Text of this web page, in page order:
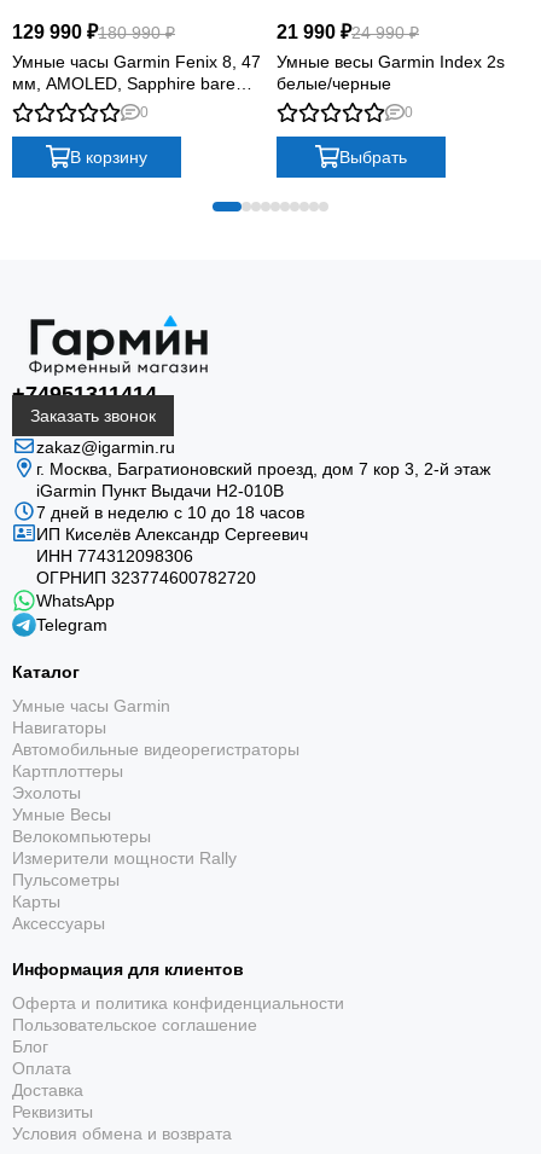
129 990 ₽180 990 ₽
Умные часы Garmin Fenix 8, 47
мм, AMOLED, Sapphire bare
Titanium, graphite with titanium
band plus graphite silicone band
0
В корзину
21 990 ₽24 990 ₽
Умные весы Garmin Index 2s
белые/черные
0
Выбрать
+74951311414
Заказать звонок
zakaz@igarmin.ru
г. Москва, Багратионовский проезд, дом 7 кор 3, 2-й этаж
iGarmin Пункт Выдачи Н2-010В
7 дней в неделю с 10 до 18 часов
ИП Киселёв Александр Сергеевич
ИНН 774312098306
ОГРНИП 323774600782720
WhatsApp
Telegram
Каталог
Умные часы Garmin
Навигаторы
Автомобильные видеорегистраторы
Картплоттеры
Эхолоты
Умные Весы
Велокомпьютеры
Измерители мощности Rally
Пульсометры
Карты
Аксессуары
Информация для клиентов
Оферта и политика конфиденциальности
Пользовательское соглашение
Блог
Оплата
Доставка
Реквизиты
Условия обмена и возврата